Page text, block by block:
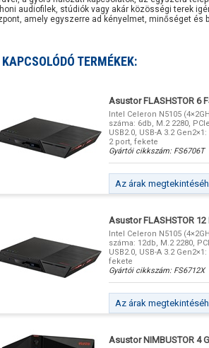
audiofilek, stúdiók vagy akár közösségi terek
amely egyszerre ad kényelmet, minőséget és
KAPCSOLÓDÓ TERMÉKEK:
Asustor FLASHSTOR 6
Intel Celeron N5105
száma: 6db, M.2 2280,
USB2.0, USB-A 3.2
2 port, fekete
Gyártói cikkszám: FS6706T
Az árak
Asustor FLASHSTOR 12
Intel Celeron N5105
száma: 12db, M.2 2280,
USB2.0, USB-A 3.2
fekete
Gyártói cikkszám: FS6712X
Az árak
Asustor NIMBUSTOR 4